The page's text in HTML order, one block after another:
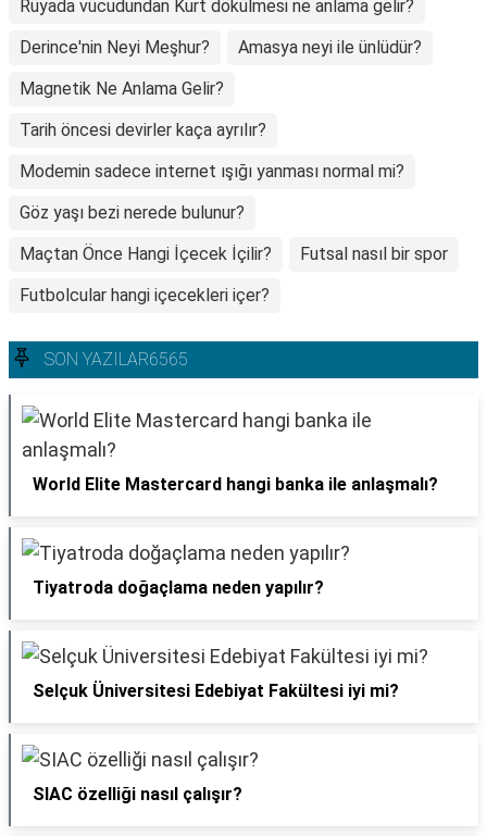
Rüyada vücudundan Kurt dökülmesi ne anlama gelir?
Derince'nin Neyi Meşhur?
Amasya neyi ile ünlüdür?
Magnetik Ne Anlama Gelir?
Tarih öncesi devirler kaça ayrılır?
Modemin sadece internet ışığı yanması normal mi?
Göz yaşı bezi nerede bulunur?
Maçtan Önce Hangi İçecek İçilir?
Futsal nasıl bir spor
Futbolcular hangi içecekleri içer?
SON YAZILAR6565
World Elite Mastercard hangi banka ile anlaşmalı?
Tiyatroda doğaçlama neden yapılır?
Selçuk Üniversitesi Edebiyat Fakültesi iyi mi?
SIAC özelliği nasıl çalışır?